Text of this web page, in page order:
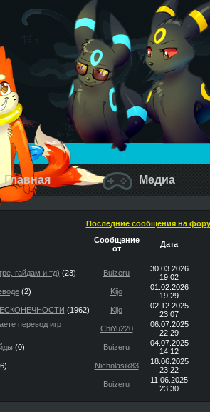
Главная Медиа
Последние сообщения на
Сообщение
от
Дата
гайдам и тд) (23) Buizeru
30.03.2026
19:02
(2) Kijo
01.02.2026
19:29
(1962) Kijo
02.12.2025
23:07
перевод игр
ChiYu220
06.07.2025
22:29
(0) Buizeru
04.07.2025
14:12
Nicholasik83
18.06.2025
23:22
Buizeru
11.06.2025
23:30